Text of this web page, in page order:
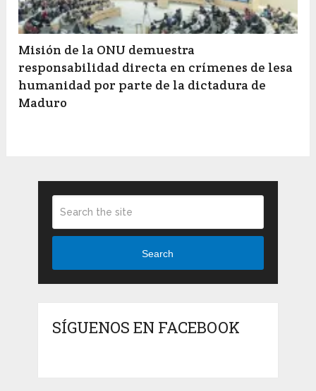
Misión de la ONU demuestra
responsabilidad directa en crímenes de lesa
humanidad por parte de la dictadura de
Maduro
Search
SÍGUENOS EN FACEBOOK